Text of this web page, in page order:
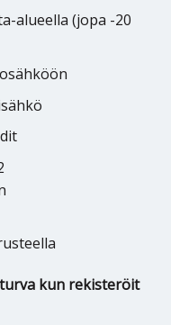
alueella (jopa -20
kun rekisteröit